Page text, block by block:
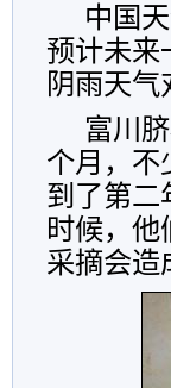
中国
预计未来
阴雨天
富川
个月，不
到了第二
时候，
采摘会造